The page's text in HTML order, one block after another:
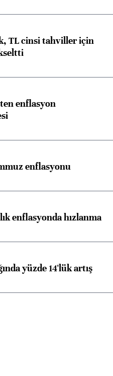
TL cinsi tahviller için
enflasyon
enflasyonu
enflasyonda hızlanma
yüzde 14'lük artış